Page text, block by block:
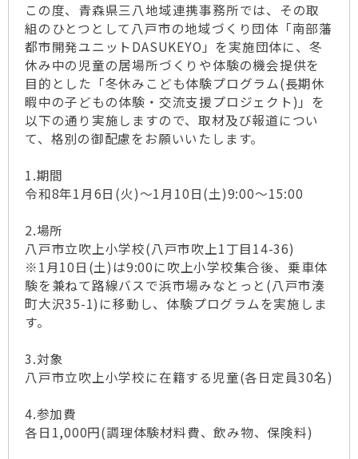
この度、青森県三八地域連携事務所では、その取
組のひとつとして八戸市の地域づくり団体「南部藩
都市開発ユニットDASUKEYO」を実施団体に、冬
休み中の児童の居場所づくりや体験の機会提供を
目的とした「冬休みこども体験プログラム(長期休
暇中の子どもの体験・交流支援プロジェクト)」を
以下の通り実施しますので、取材及び報道につい
て、格別の御配慮をお願いいたします。
1.期間
令和8年1月6日(火)～1月10日(土)9:00～15:00
2.場所
八戸市立吹上小学校(八戸市吹上1丁目14-36)
※1月10日(土)は9:00に吹上小学校集合後、乗車体
験を兼ねて路線バスで浜市場みなとっと(八戸市湊
町大沢35-1)に移動し、体験プログラムを実施しま
す。
3.対象
八戸市立吹上小学校に在籍する児童(各日定員30名)
4.参加費
各日1,000円(調理体験材料費、飲み物、保険料)